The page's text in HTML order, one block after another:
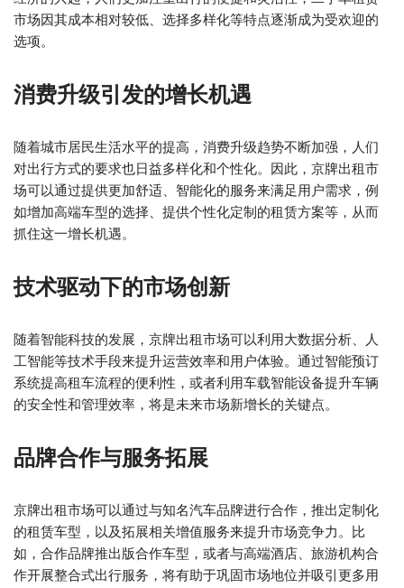
市场因其成本相对较低、选择多样化等特点逐渐成为受欢迎的
选项。
消费升级引发的增长机遇
随着城市居民生活水平的提高，消费升级趋势不断加强，人们
对出行方式的要求也日益多样化和个性化。因此，京牌出租市
场可以通过提供更加舒适、智能化的服务来满足用户需求，例
如增加高端车型的选择、提供个性化定制的租赁方案等，从而
抓住这一增长机遇。
技术驱动下的市场创新
随着智能科技的发展，京牌出租市场可以利用大数据分析、人
工智能等技术手段来提升运营效率和用户体验。通过智能预订
系统提高租车流程的便利性，或者利用车载智能设备提升车辆
的安全性和管理效率，将是未来市场新增长的关键点。
品牌合作与服务拓展
京牌出租市场可以通过与知名汽车品牌进行合作，推出定制化
的租赁车型，以及拓展相关增值服务来提升市场竞争力。比
如，合作品牌推出版合作车型，或者与高端酒店、旅游机构合
作开展整合式出行服务，将有助于巩固市场地位并吸引更多用